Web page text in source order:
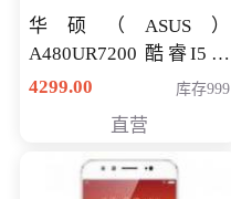
华硕（ASUS）
A480UR7200 酷睿I5超
薄学生办公游戏独显笔
NV930-2G独
4299.00 库存999
直营